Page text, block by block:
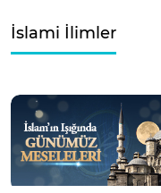
İslami İlimler